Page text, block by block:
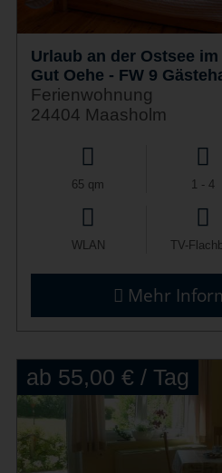
Urlaub an der Ostsee
Gut Oehe - FW 9
Ferienwohnung
24404 Maasholm
65 qm 1 - 4
WLAN TV-
Mehr
ab 55,00 € / Tag